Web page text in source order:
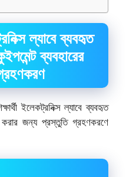
ল্যাবে ব্যবহৃত
ব্যবহারের
ইলেকট্রনিক্স ল্যাবে ব্যবহৃত
জন্য প্রস্তুতি গ্রহণকরণে